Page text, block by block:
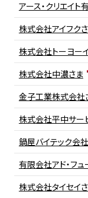
アース・クリエイト
株式会社アイフク
株式会社トーヨー
株式会社中濃さま
金子工業株式会社
株式会社平中サー
鍋屋バイテック会
有限会社アド・フ
株式会社タイセイ